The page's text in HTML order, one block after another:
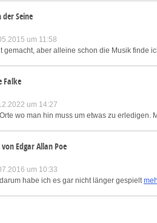
Seine
um 11:58
gemacht, aber alleine schon die Musik finde
Falke
um 14:27
wo man hin muss um etwas zu erledigen.
Edgar Allan Poe
um 10:33
habe ich es gar nicht länger gespielt